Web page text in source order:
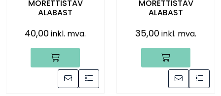
MORETTISTAV
ALABAST
40,00 inkl. mva.
MORETTISTAV
ALABAST
35,00 inkl. mva.